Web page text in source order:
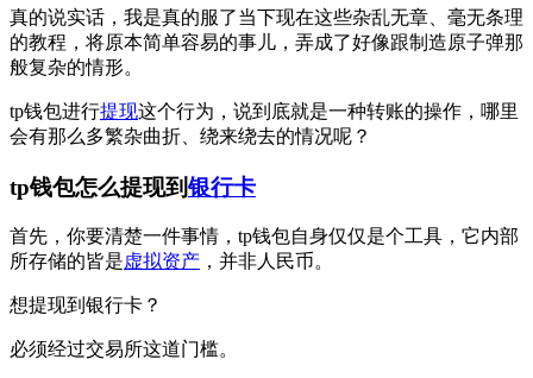
真的说实话，我是真的服了当下现在这些杂乱无章、毫无条理
的教程，将原本简单容易的事儿，弄成了好像跟制造原子弹那
般复杂的情形。
tp钱包进行提现这个行为，说到底就是一种转账的操作，哪里
会有那么多繁杂曲折、绕来绕去的情况呢？
tp钱包怎么提现到银行卡
首先，你要清楚一件事情，tp钱包自身仅仅是个工具，它内部
所存储的皆是虚拟资产 ，并非人民币。
想提现到银行卡？
必须经过交易所这道门槛。